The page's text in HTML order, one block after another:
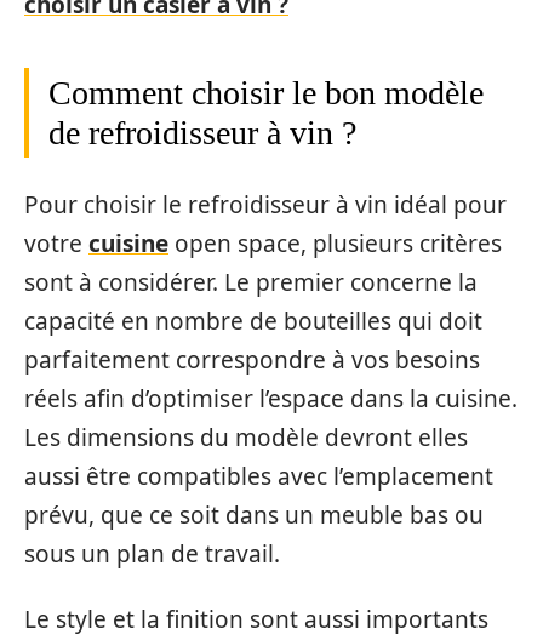
Comment choisir le bon modèle
de refroidisseur à vin ?
Pour choisir le refroidisseur à vin idéal pour
votre cuisine open space, plusieurs critères
sont à considérer. Le premier concerne la
capacité en nombre de bouteilles qui doit
parfaitement correspondre à vos besoins
réels afin d’optimiser l’espace dans la cuisine.
Les dimensions du modèle devront elles
aussi être compatibles avec l’emplacement
prévu, que ce soit dans un meuble bas ou
sous un plan de travail.
Le style et la finition sont aussi importants